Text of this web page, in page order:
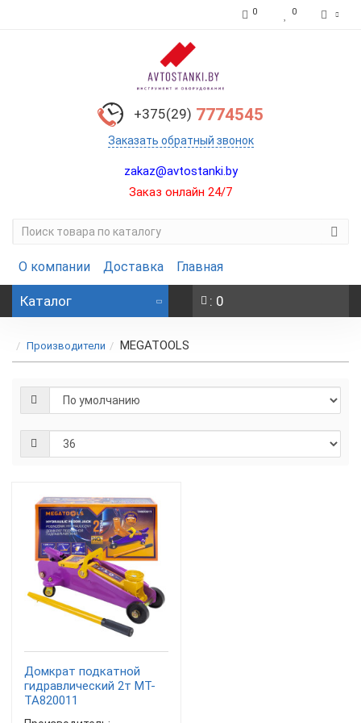
0 0
+375(29) 7774545
Заказать обратный звонок
zakaz@avtostanki.by
Заказ онлайн 24/7
О компании Доставка Главная
Каталог : 0
Производители MEGATOOLS
Домкрат подкатной
гидравлический 2т MT-
TA820011